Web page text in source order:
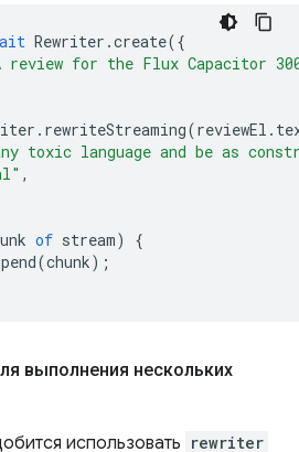
Rewriter .create({
review for the Flux Capacitor
. rewriteStreaming(reviewEl .
toxic language and be as
,
of stream)
{
(chunk);
выполнения нескольких
использовать rewriter